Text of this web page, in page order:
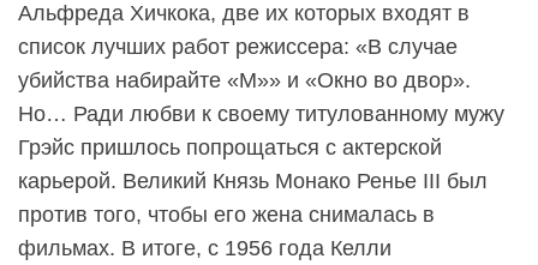
Альфреда Хичкока, две их которых входят в
список лучших работ режиссера: «В случае
убийства набирайте «М»» и «Окно во двор».
Но… Ради любви к своему титулованному мужу
Грэйс пришлось попрощаться с актерской
карьерой. Великий Князь Монако Ренье III был
против того, чтобы его жена снималась в
фильмах. В итоге, с 1956 года Келли